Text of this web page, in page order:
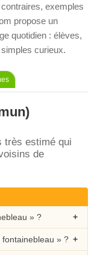
exemples
propose un
quotidien : élèves,
curieux.
très estimé qui
de
» ?
» ?